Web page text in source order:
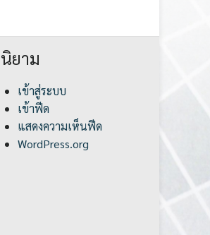
นิยาม
เข้าสู่ระบบ
เข้าฟีด
แสดงความเห็นฟีด
WordPress.org